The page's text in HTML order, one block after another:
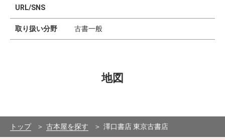
URL/SNS
取り扱い分野 古書一般
地図
−
トップ 古本屋を探す 澤口書店 東京古書店